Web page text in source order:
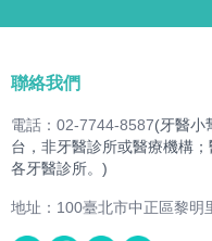
聯絡我們
電話：02-7744-8587(牙醫小
台，非牙醫診所或醫療機構
各牙醫診所。)
地址：100臺北市中正區黎明